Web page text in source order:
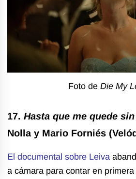
Foto de Die My
17. Hasta que me quede
Nolla y Mario Forniés
El documental sobre Leiva
a cámara para contar en